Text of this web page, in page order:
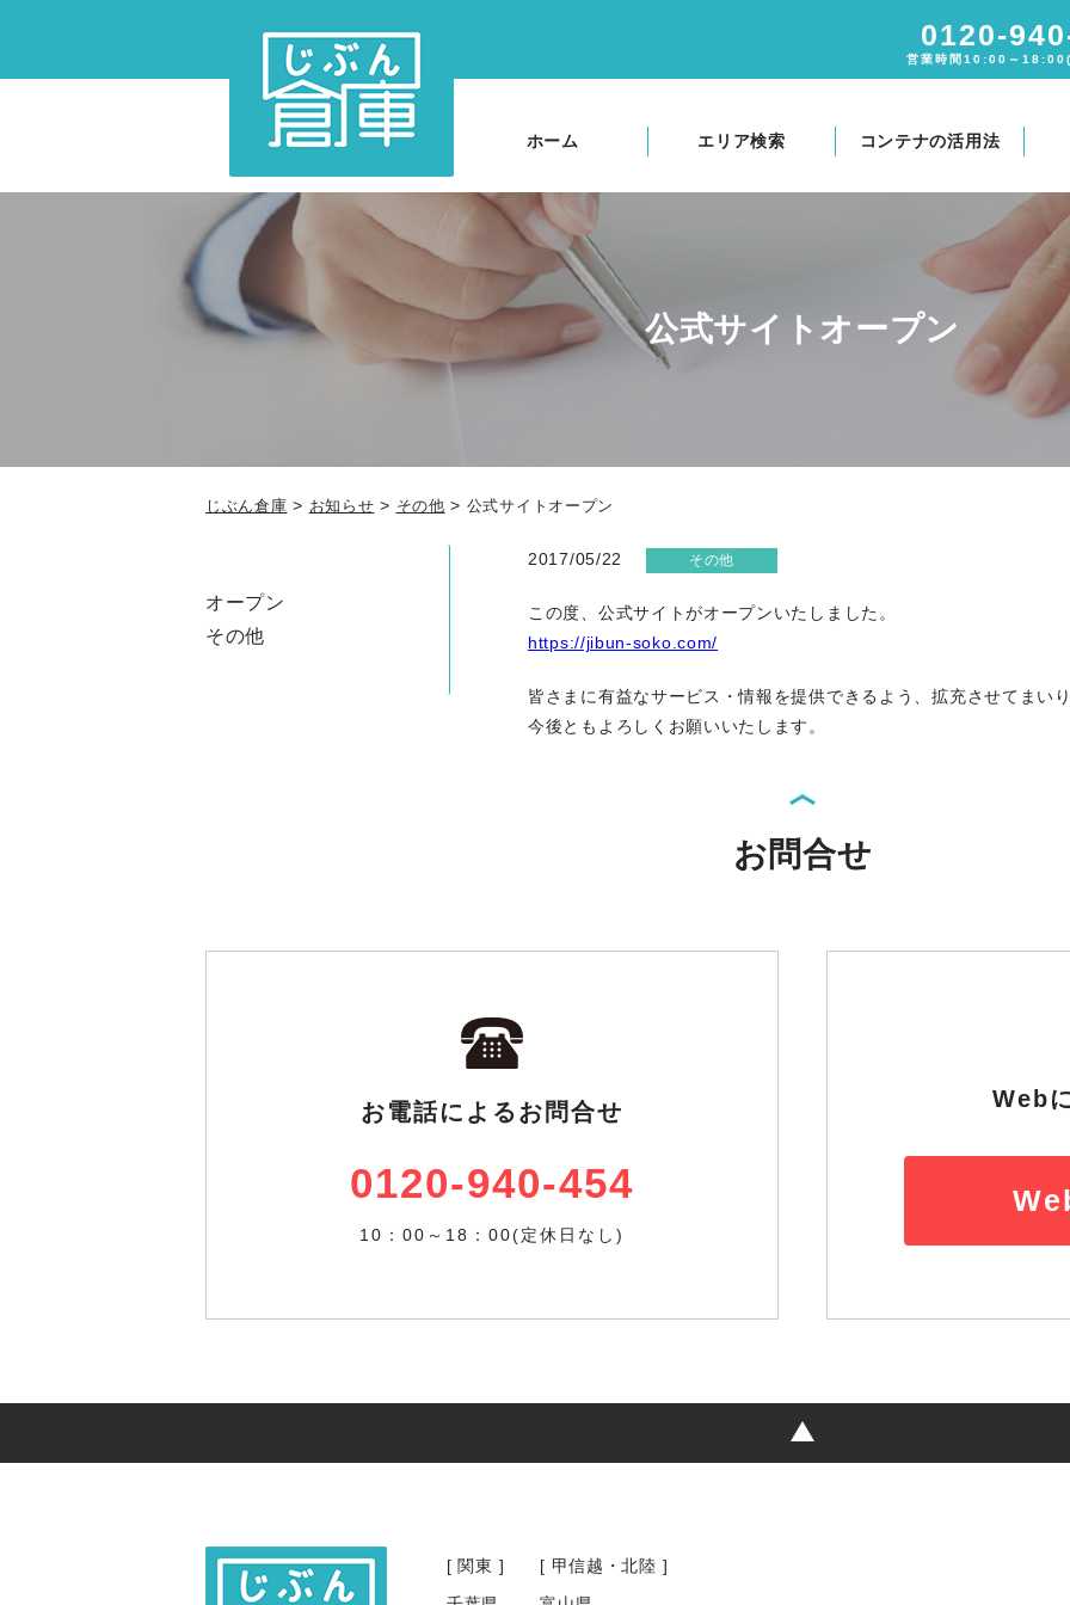
0120-
営業時間10:00～
ホーム エリア検索 コンテナの活用法
公式サイトオープン
じぶん倉庫 > お知らせ > その他 > 公式サイトオープン
2017/05/22 その他
この度、公式サイトがオープンいたしました。
https://jibun-soko.com/
皆さまに有益なサービス・情報を提供できるよう、拡充させてまい
今後ともよろしくお願いいたします。
オープン
その他
お問合せ
お電話によるお問合せ
0120-940-454
10：00～18：00(定休日なし)
Web
[ 関東 ]
[ 甲信越・北陸 ]